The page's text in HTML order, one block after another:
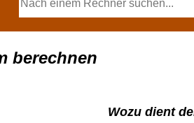
berechnen
Wozu dient